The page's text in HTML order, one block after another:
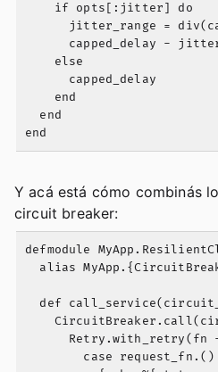
    if opts[:jitter] do
jitter_range =
capped_delay -
    else
      capped_delay
    end
  end
Y acá está cómo combinás
circuit breaker:
defmodule
alias
def
Retry.with_retry(fn
case request_fn.()